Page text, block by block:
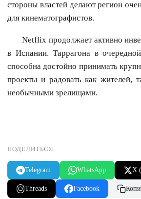
стороны властей делают регион
для кинематографистов.
Netflix продолжает активно
в Испании. Таррагона в
способна достойно принимать
проекты и радовать как жителей,
необычными зрелищами.
ПОДЕЛИТЬСЯ
Telegram WhatsApp X
Threads Facebook